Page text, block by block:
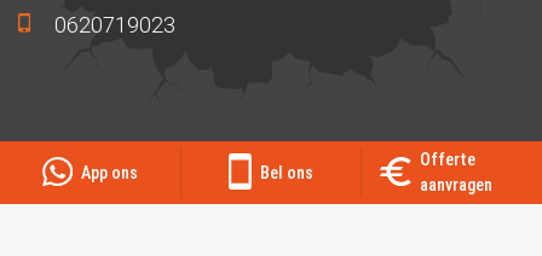
0620719023
© 2026
Sitemap
Privacybeleid Algemene voorwaarden
App ons Bel ons
Offerte
aanvragen